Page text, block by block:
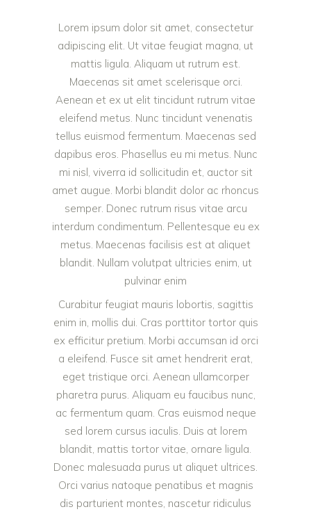
Lorem ipsum dolor sit amet, consectetur
adipiscing elit. Ut vitae feugiat magna, ut
mattis ligula. Aliquam ut rutrum est.
Maecenas sit amet scelerisque orci.
Aenean et ex ut elit tincidunt rutrum vitae
eleifend metus. Nunc tincidunt venenatis
tellus euismod fermentum. Maecenas sed
dapibus eros. Phasellus eu mi metus. Nunc
mi nisl, viverra id sollicitudin et, auctor sit
amet augue. Morbi blandit dolor ac rhoncus
semper. Donec rutrum risus vitae arcu
interdum condimentum. Pellentesque eu ex
metus. Maecenas facilisis est at aliquet
blandit. Nullam volutpat ultricies enim, ut
pulvinar enim
Curabitur feugiat mauris lobortis, sagittis
enim in, mollis dui. Cras porttitor tortor quis
ex efficitur pretium. Morbi accumsan id orci
a eleifend. Fusce sit amet hendrerit erat,
eget tristique orci. Aenean ullamcorper
pharetra purus. Aliquam eu faucibus nunc,
ac fermentum quam. Cras euismod neque
sed lorem cursus iaculis. Duis at lorem
blandit, mattis tortor vitae, ornare ligula.
Donec malesuada purus ut aliquet ultrices.
Orci varius natoque penatibus et magnis
dis parturient montes, nascetur ridiculus